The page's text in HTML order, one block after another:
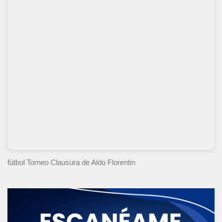
fútbol Torneo Clausura de Aldo Florentin